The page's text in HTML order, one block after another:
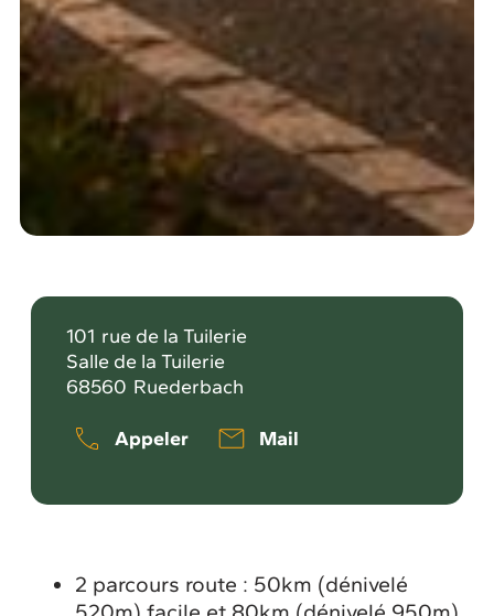
101 rue de la Tuilerie
Salle de la Tuilerie
68560 Ruederbach
Appeler Mail
2 parcours route : 50km (dénivelé